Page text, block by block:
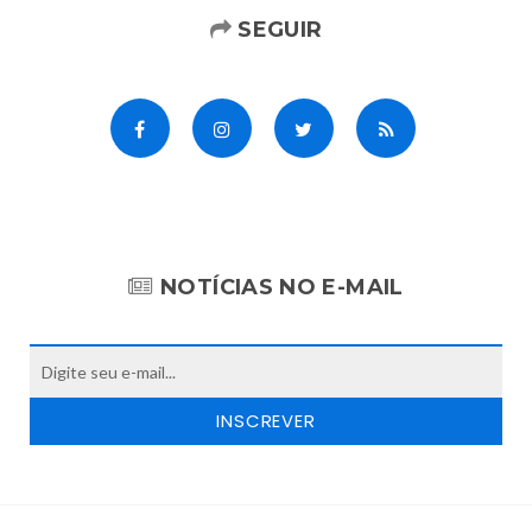
SEGUIR
NOTÍCIAS NO E-MAIL